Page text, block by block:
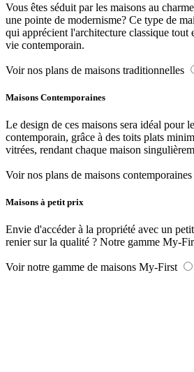
Vous êtes séduit par les maisons au
une pointe de modernisme? Ce type de
qui apprécient l'architecture classique tout
vie contemporain.
Voir nos plans de maisons traditionnelles
Maisons Contemporaines
Le design de ces maisons sera idéal pour
contemporain, grâce à des toits plats
vitrées, rendant chaque maison
Voir nos plans de maisons contemporaines
Maisons à petit prix
Envie d'accéder à la propriété avec un
renier sur la qualité ? Notre gamme My-
Voir notre gamme de maisons My-First